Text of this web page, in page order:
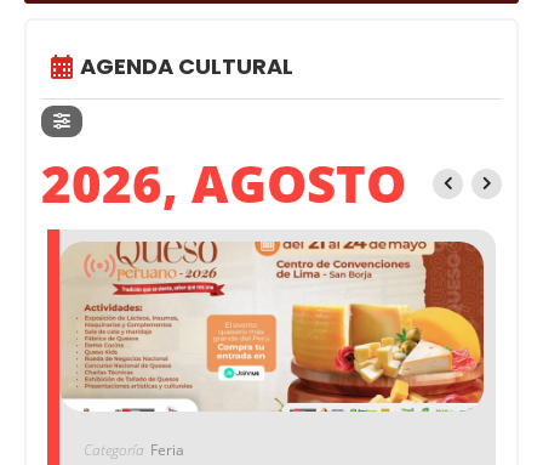
AGENDA CULTURAL
2026, AGOSTO
Categoría Feria